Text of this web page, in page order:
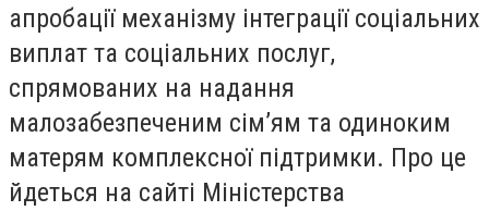
апробації механізму інтеграції соціальних
виплат та соціальних послуг,
спрямованих на надання
малозабезпеченим сім’ям та одиноким
матерям комплексної підтримки. Про це
йдеться на сайті Міністерства